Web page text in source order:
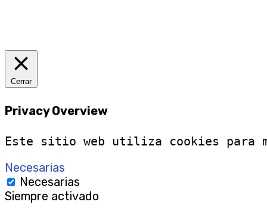
Cerrar
Privacy Overview
Este sitio web utiliza cookies para
Necesarias
Necesarias
Siempre activado